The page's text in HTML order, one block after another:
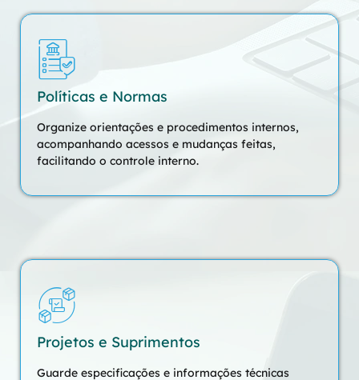
Políticas e Normas
Organize orientações e procedimentos internos,
acompanhando acessos e mudanças feitas,
facilitando o controle interno.
Projetos e Suprimentos
Guarde especificações e informações técnicas